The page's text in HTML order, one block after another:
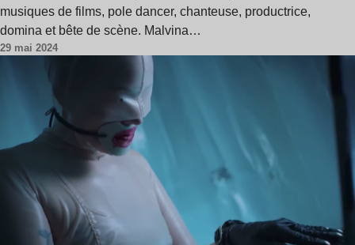
musiques de films, pole dancer, chanteuse, productrice,
domina et bête de scène. Malvina…
29 mai 2024